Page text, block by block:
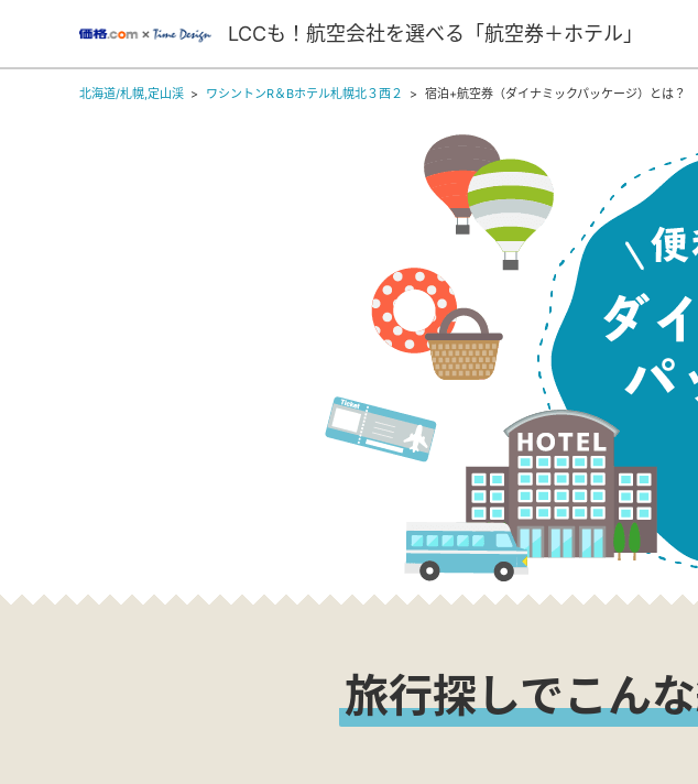
LCCも！航空会社を選べる「航空券＋ホテル」
北海道/札幌,定山渓 ワシントンR＆Bホテル札幌北３西２ 宿泊+航空券（ダイナミックパッケージ）とは？
旅行探しでこん